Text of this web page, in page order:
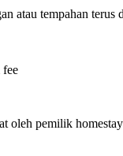
atau tempahan terus
oleh pemilik